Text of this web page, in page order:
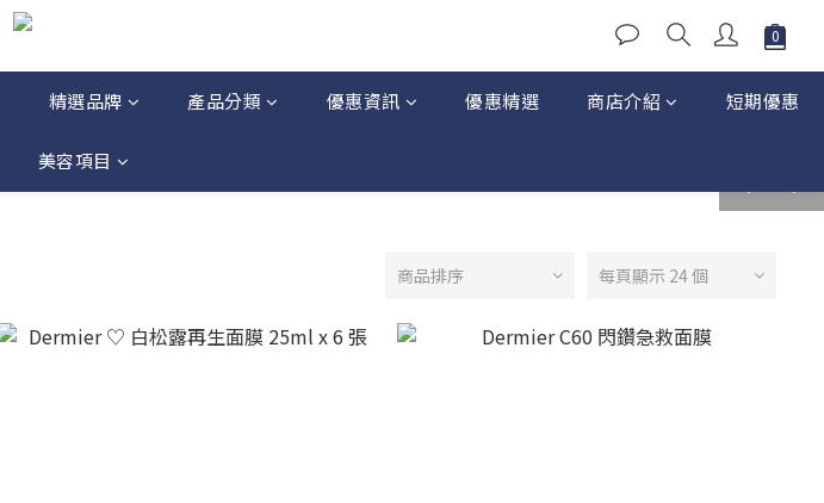
精選品牌 產品分類 優惠資訊 優惠精選 商店介紹 短期優惠
美容項目
商品排序 每頁顯示 24 個